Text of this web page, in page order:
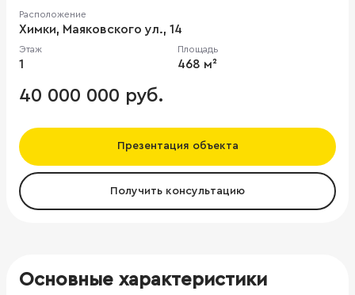
Расположение
Химки, Маяковского ул., 14
Этаж
1
Площадь
468 м²
40 000 000 руб.
Презентация объекта
Получить консультацию
Основные характеристики